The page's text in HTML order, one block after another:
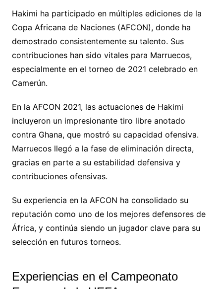
Hakimi ha participado en múltiples ediciones de la
Copa Africana de Naciones (AFCON), donde ha
demostrado consistentemente su talento. Sus
contribuciones han sido vitales para Marruecos,
especialmente en el torneo de 2021 celebrado en
Camerún.
En la AFCON 2021, las actuaciones de Hakimi
incluyeron un impresionante tiro libre anotado
contra Ghana, que mostró su capacidad ofensiva.
Marruecos llegó a la fase de eliminación directa,
gracias en parte a su estabilidad defensiva y
contribuciones ofensivas.
Su experiencia en la AFCON ha consolidado su
reputación como uno de los mejores defensores de
África, y continúa siendo un jugador clave para su
selección en futuros torneos.
Experiencias en el Campeonato